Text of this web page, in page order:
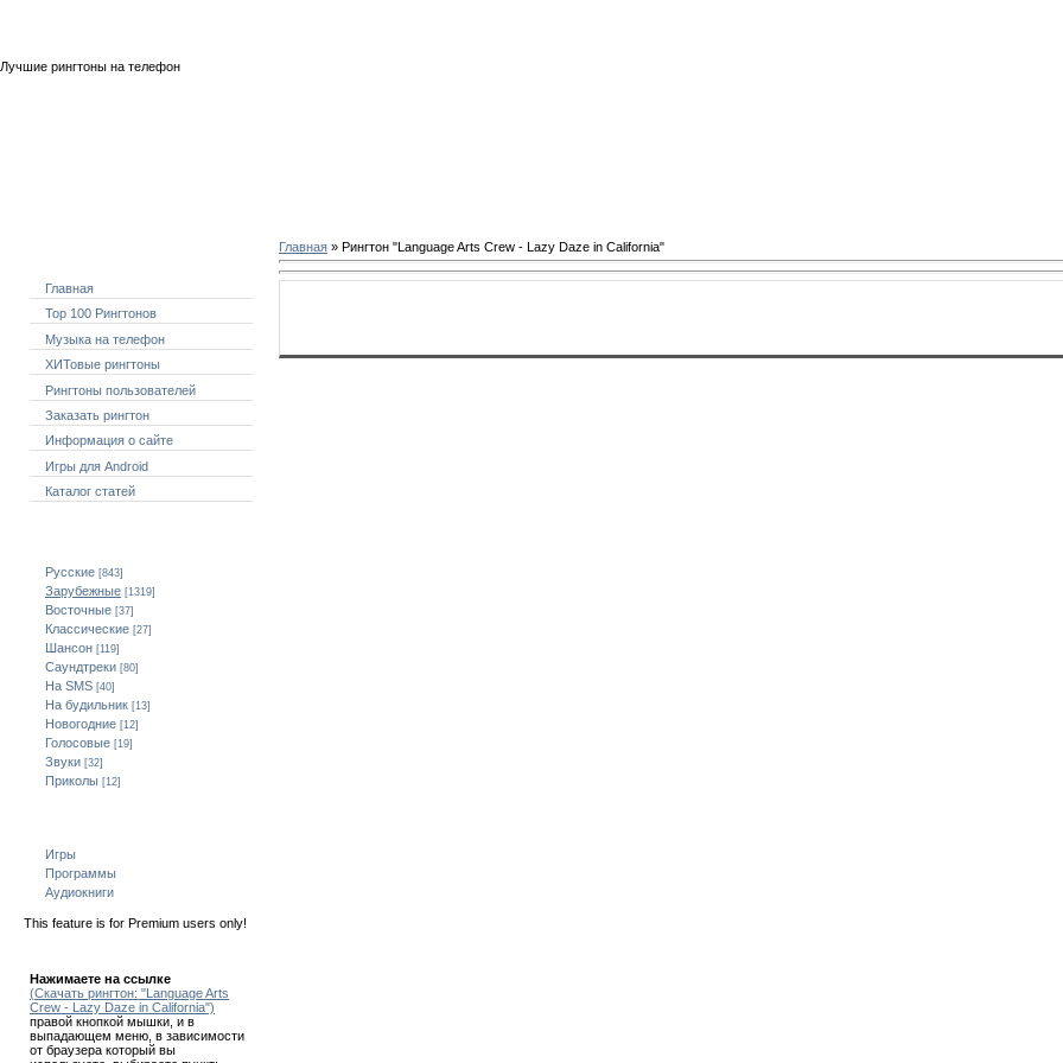
Лучшие рингтоны на телефон
Главная
Top 100 Рингтонов
Музыка на телефон
ХИТовые рингтоны
Рингтоны пользователей
Заказать рингтон
Информация о сайте
Игры для Android
Каталог статей
Русские [843]
Зарубежные [1319]
Восточные [37]
Классические [27]
Шансон [119]
Саундтреки [80]
На SMS [40]
На будильник [13]
Новогодние [12]
Голосовые [19]
Звуки [32]
Приколы [12]
Игры
Программы
Аудиокниги
This feature is for Premium users only!
Нажимаете на ссылке
(Скачать рингтон: "Language Arts
Crew - Lazy Daze in California")
правой кнопкой мышки, и в
выпадающем меню, в зависимости
от браузера который вы
Главная » Рингтон "Language Arts Crew - Lazy Daze in California"